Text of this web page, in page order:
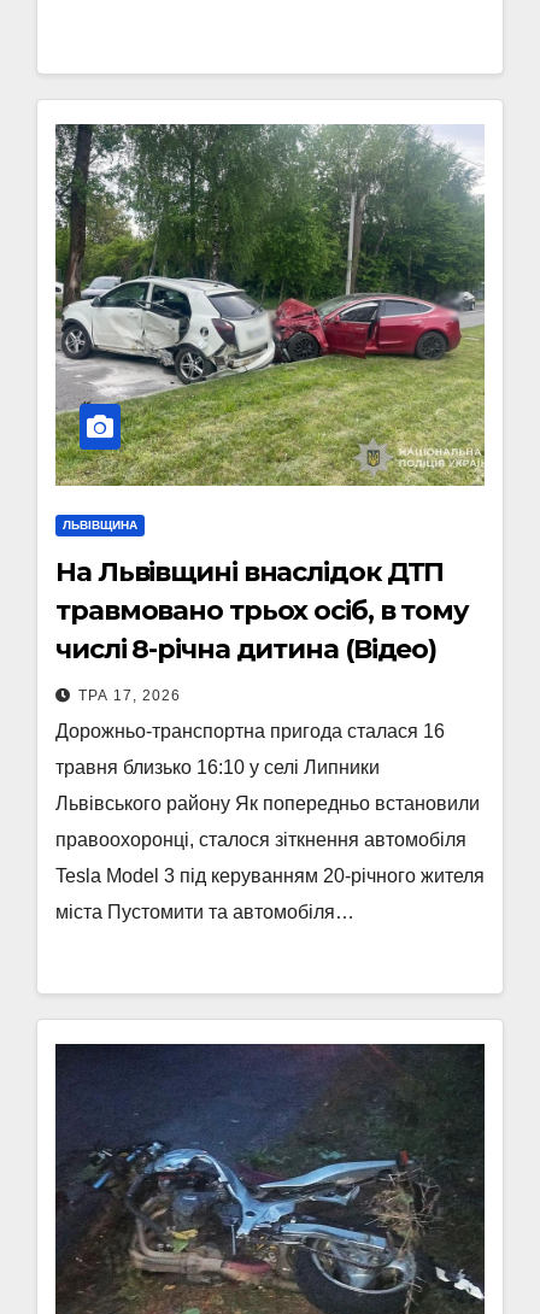
ЛЬВІВЩИНА
На Львівщині внаслідок ДТП
травмовано трьох осіб, в тому
числі 8-річна дитина (Відео)
ТРА 17, 2026
Дорожньо-транспортна пригода сталася 16
травня близько 16:10 у селі Липники
Львівського району Як попередньо встановили
правоохоронці, сталося зіткнення автомобіля
Tesla Model 3 під керуванням 20-річного жителя
міста Пустомити та автомобіля…